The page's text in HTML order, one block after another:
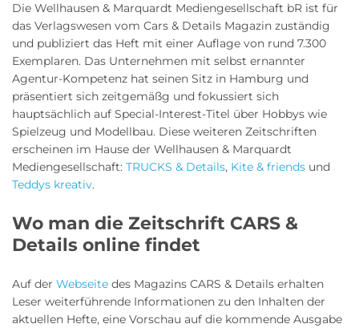
Die Wellhausen & Marquardt Mediengesellschaft bR ist für
das Verlagswesen vom Cars & Details Magazin zuständig
und publiziert das Heft mit einer Auflage von rund 7.300
Exemplaren. Das Unternehmen mit selbst ernannter
Agentur-Kompetenz hat seinen Sitz in Hamburg und
präsentiert sich zeitgemäßg und fokussiert sich
hauptsächlich auf Special-Interest-Titel über Hobbys wie
Spielzeug und Modellbau. Diese weiteren Zeitschriften
erscheinen im Hause der Wellhausen & Marquardt
Mediengesellschaft: TRUCKS & Details, Kite & friends und
Teddys kreativ.
Wo man die Zeitschrift CARS &
Details online findet
Auf der Webseite des Magazins CARS & Details erhalten
Leser weiterführende Informationen zu den Inhalten der
aktuellen Hefte, eine Vorschau auf die kommende Ausgabe